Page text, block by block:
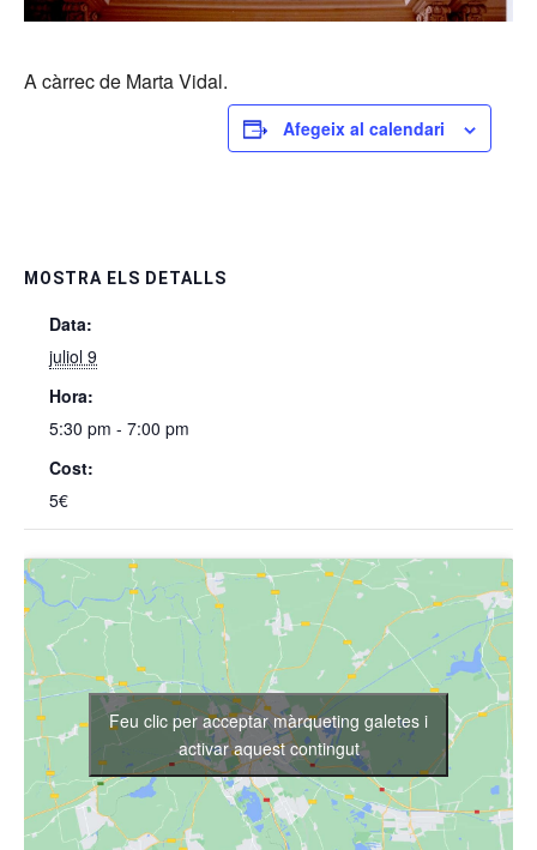
A càrrec de Marta Vidal.
Afegeix al calendari
MOSTRA ELS DETALLS
Data:
juliol 9
Hora:
5:30 pm - 7:00 pm
Cost:
5€
Feu clic per acceptar màrqueting galetes i
activar aquest contingut